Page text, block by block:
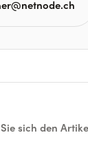
Sie sich den